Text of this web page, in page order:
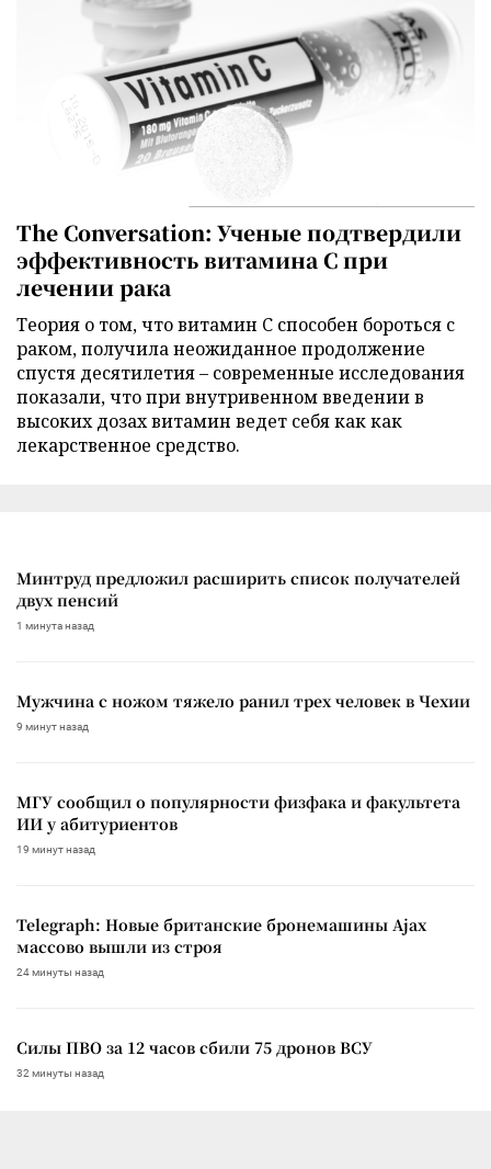
The Conversation: Ученые подтвердили
эффективность витамина C при
лечении рака
Теория о том, что витамин C способен бороться с
раком, получила неожиданное продолжение
спустя десятилетия – современные исследования
показали, что при внутривенном введении в
высоких дозах витамин ведет себя как как
лекарственное средство.
Минтруд предложил расширить список получателей
двух пенсий
1 минута назад
Мужчина с ножом тяжело ранил трех человек в Чехии
9 минут назад
МГУ сообщил о популярности физфака и факультета
ИИ у абитуриентов
19 минут назад
Telegraph: Новые британские бронемашины Ajax
массово вышли из строя
24 минуты назад
Силы ПВО за 12 часов сбили 75 дронов ВСУ
32 минуты назад